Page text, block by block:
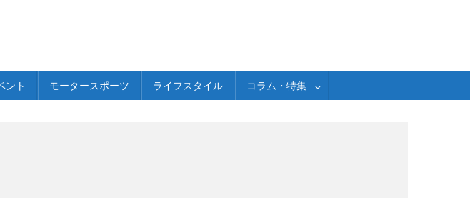
ント モータースポーツ ライフスタイル コラム・特集